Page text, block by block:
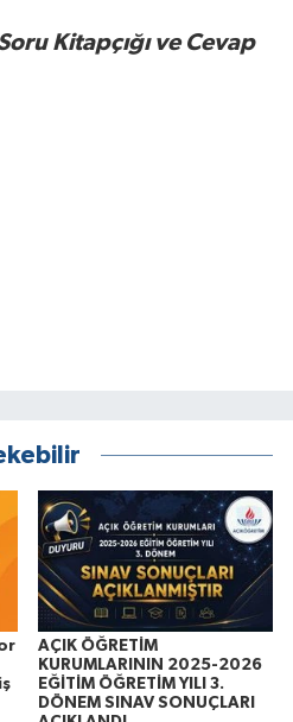
Kitapçığı ve Cevap
AÇIK ÖĞRETİM
KURUMLARININ 2025-2026
EĞİTİM ÖĞRETİM YILI 3.
DÖNEM SINAV SONUÇLARI